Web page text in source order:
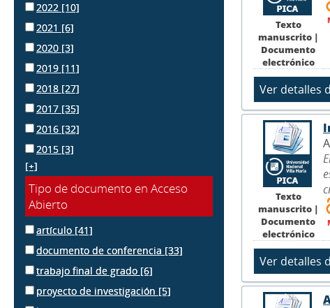
2022 [10]
2021 [6]
2020 [3]
2019 [11]
2018 [27]
2017 [35]
2016 [32]
2015 [3]
[+]
Tipo de documento en Acceso
Abierto
artículo [41]
documento de conferencia [33]
trabajo final de grado [6]
proyecto de investigación [5]
Texto
manuscrito |
Documento
electrónico
Texto
manuscrito |
Documento
electrónico